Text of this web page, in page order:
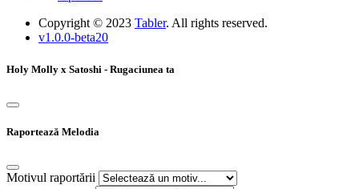
Copyright © 2023 Tabler. All rights reserved.
v1.0.0-beta20
Holy Molly x Satoshi - Rugaciunea ta
Raportează Melodia
Motivul raportării